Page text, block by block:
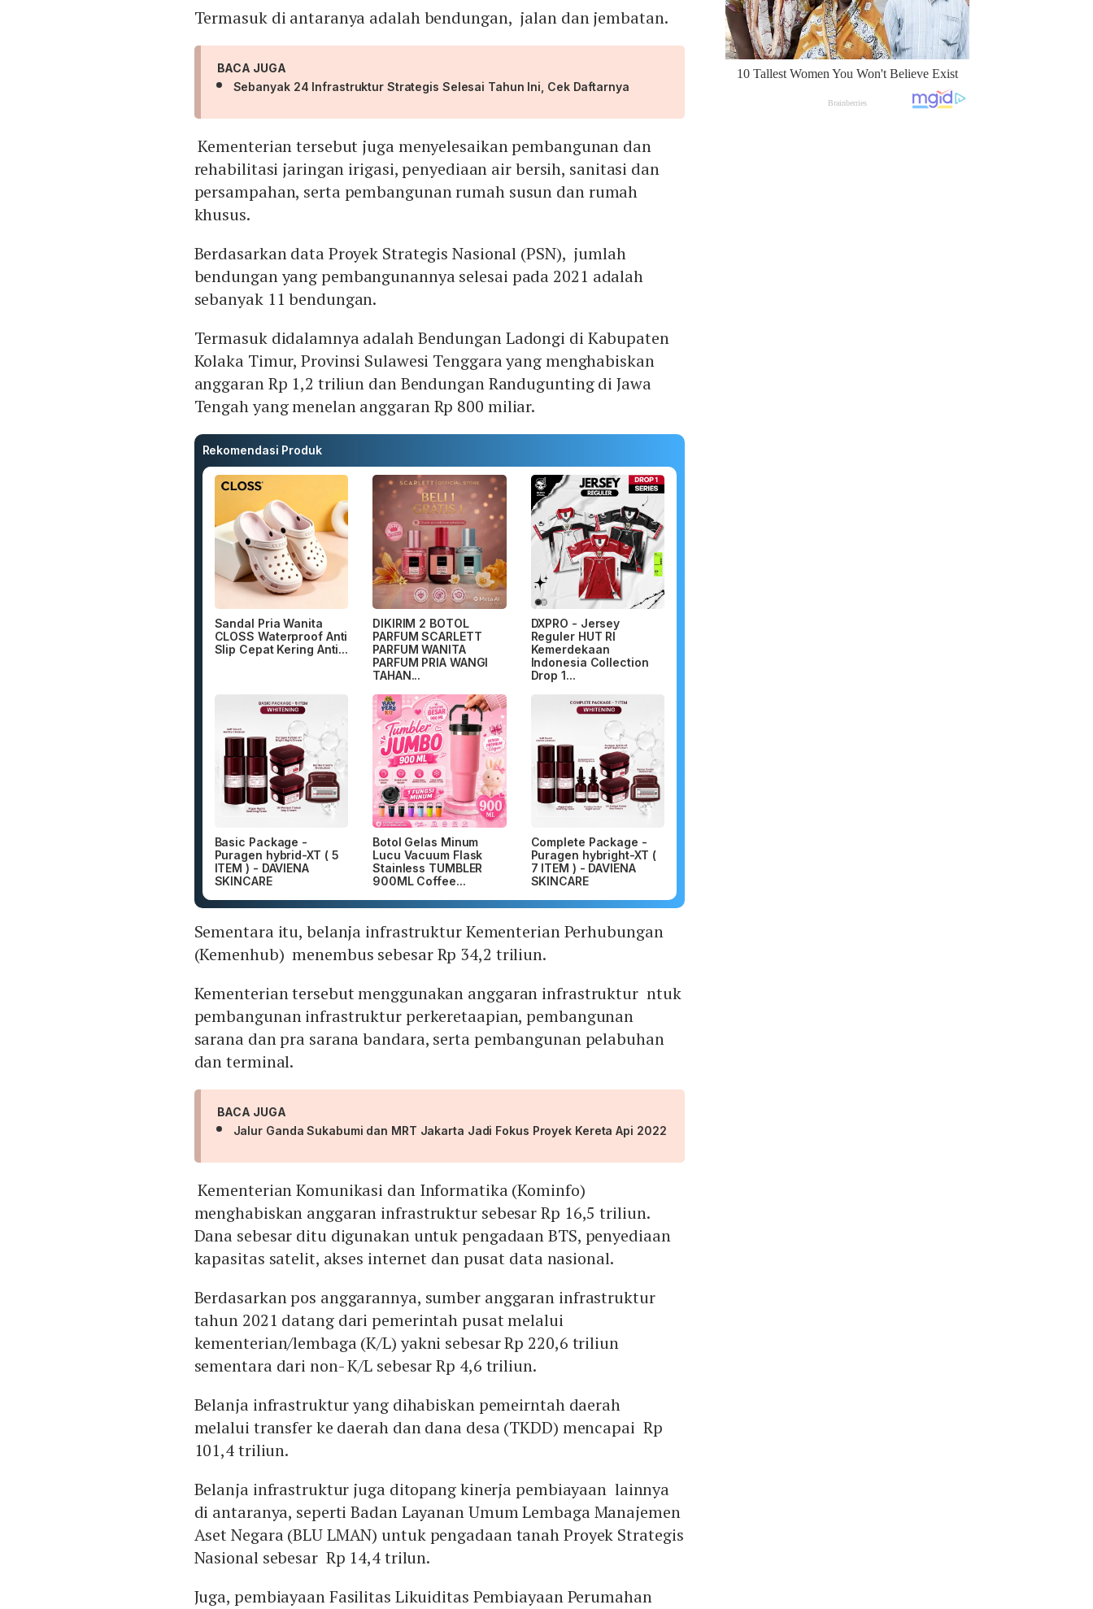
Termasuk di antaranya adalah bendungan, jalan dan jembatan.
BACA JUGA
Sebanyak 24 Infrastruktur Strategis Selesai Tahun Ini, Cek Daftarnya
Kementerian tersebut juga menyelesaikan pembangunan dan
rehabilitasi jaringan irigasi, penyediaan air bersih, sanitasi dan
persampahan, serta pembangunan rumah susun dan rumah
khusus.
Berdasarkan data Proyek Strategis Nasional (PSN), jumlah
bendungan yang pembangunannya selesai pada 2021 adalah
sebanyak 11 bendungan.
Termasuk didalamnya adalah Bendungan Ladongi di Kabupaten
Kolaka Timur, Provinsi Sulawesi Tenggara yang menghabiskan
anggaran Rp 1,2 triliun dan Bendungan Randugunting di Jawa
Tengah yang menelan anggaran Rp 800 miliar.
Rekomendasi Produk
Sandal Pria Wanita
CLOSS Waterproof Anti
Slip Cepat Kering Anti...
DIKIRIM 2 BOTOL
PARFUM SCARLETT
PARFUM WANITA
PARFUM PRIA WANGI
TAHAN...
DXPRO - Jersey
Reguler HUT RI
Kemerdekaan
Indonesia Collection
Drop 1...
Basic Package -
Puragen hybrid-XT ( 5
ITEM ) - DAVIENA
SKINCARE
Botol Gelas Minum
Lucu Vacuum Flask
Stainless TUMBLER
900ML Coffee...
Complete Package -
Puragen hybright-XT (
7 ITEM ) - DAVIENA
SKINCARE
Sementara itu, belanja infrastruktur Kementerian Perhubungan
(Kemenhub) menembus sebesar Rp 34,2 triliun.
Kementerian tersebut menggunakan anggaran infrastruktur ntuk
pembangunan infrastruktur perkeretaapian, pembangunan
sarana dan pra sarana bandara, serta pembangunan pelabuhan
dan terminal.
BACA JUGA
Jalur Ganda Sukabumi dan MRT Jakarta Jadi Fokus Proyek Kereta Api 2022
Kementerian Komunikasi dan Informatika (Kominfo)
menghabiskan anggaran infrastruktur sebesar Rp 16,5 triliun.
Dana sebesar ditu digunakan untuk pengadaan BTS, penyediaan
kapasitas satelit, akses internet dan pusat data nasional.
Berdasarkan pos anggarannya, sumber anggaran infrastruktur
tahun 2021 datang dari pemerintah pusat melalui
kementerian/lembaga (K/L) yakni sebesar Rp 220,6 triliun
sementara dari non- K/L sebesar Rp 4,6 triliun.
Belanja infrastruktur yang dihabiskan pemeirntah daerah
melalui transfer ke daerah dan dana desa (TKDD) mencapai Rp
101,4 triliun.
Belanja infrastruktur juga ditopang kinerja pembiayaan lainnya
di antaranya, seperti Badan Layanan Umum Lembaga Manajemen
Aset Negara (BLU LMAN) untuk pengadaan tanah Proyek Strategis
Nasional sebesar Rp 14,4 trilun.
Juga, pembiayaan Fasilitas Likuiditas Pembiayaan Perumahan